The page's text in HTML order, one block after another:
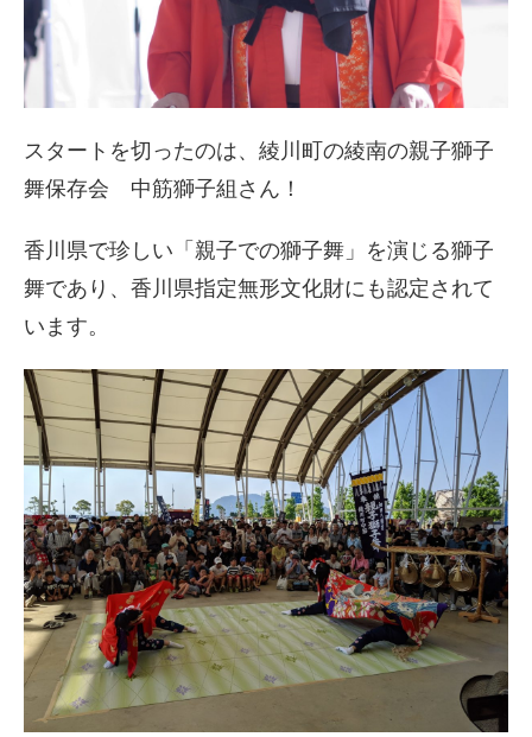
スタートを切ったのは、綾川町の綾南の親子獅子
舞保存会 中筋獅子組さん！
香川県で珍しい「親子での獅子舞」を演じる獅子
舞であり、香川県指定無形文化財にも認定されて
います。